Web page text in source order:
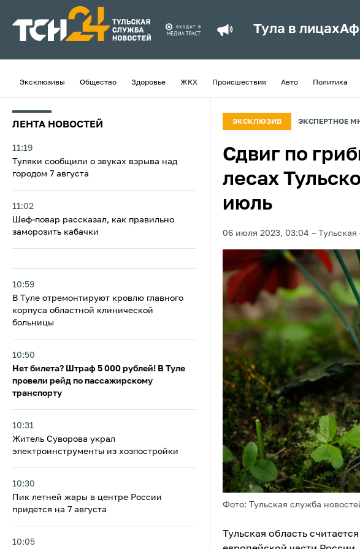
Тула в лицах
Эксклюзивы Общество Здоровье ЖКХ Происшествия Авто Политика
ЛЕНТА НОВОСТЕЙ
11:19
Туляки сообщили о звуках взрыва над
городом 7 августа
11:02
Шеф-повар рассказал, как правильно
заморозить кабачки
10:59
В Туле отремонтируют кровлю главного
корпуса областной клинической
больницы
10:50
Нет билета? Штраф 5 000 рублей! В Туле
провели рейд по пассажирскому
транспорту
10:31
Житель Суворова украл
электроинструменты из хозпостройки
10:30
Пик летней жары в центре России
придется на 7 августа
10:05
ЭКСКЛЮЗИВ ЭКСПЕРТНОЕ
Сдвиг по
лесах
июль
06 июля 2023, 03:04
Фото: Тульская служба
Тульская область